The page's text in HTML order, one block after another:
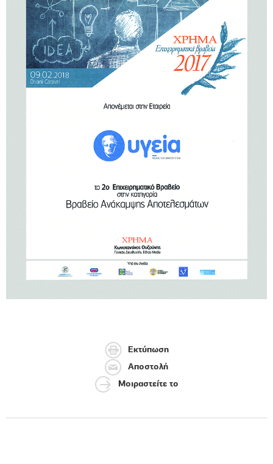
Εκτύπωση
Αποστολή
Μοιραστείτε το